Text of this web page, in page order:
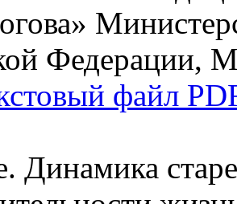
Федерации,
файл
Динамика